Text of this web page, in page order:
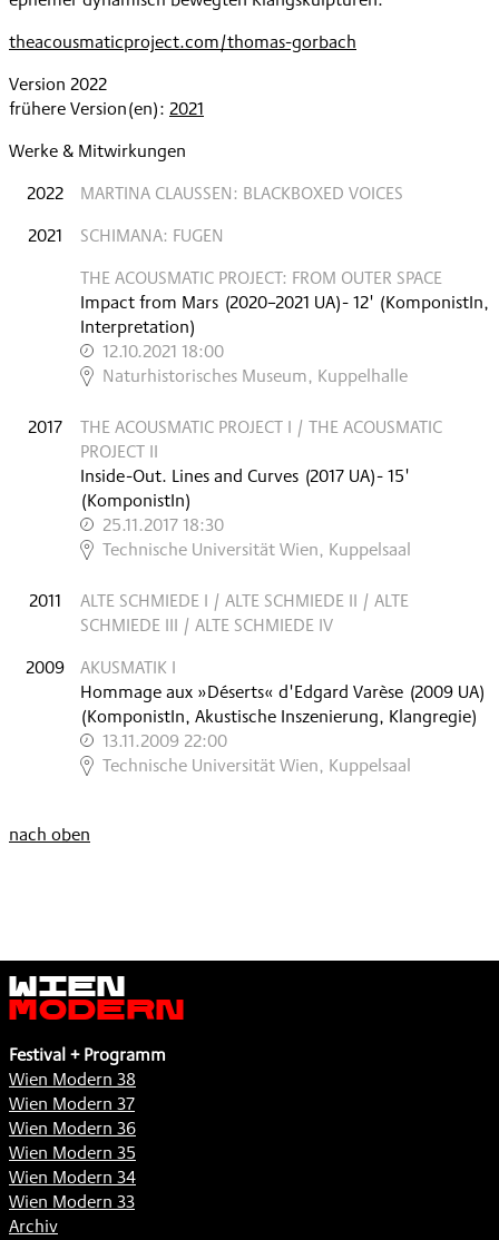
theacousmaticproject.com/thomas-gorbach
Version 2022
frühere Version(en): 2021
Werke & Mitwirkungen
2022
MARTINA CLAUSSEN: BLACKBOXED VOICES
2021
SCHIMANA: FUGEN
THE ACOUSMATIC PROJECT: FROM OUTER SPACE
Impact from Mars (2020–2021 UA)- 12' (KomponistIn,
Interpretation)
12.10.2021 18:00
,
Naturhistorisches Museum, Kuppelhalle
2017
THE ACOUSMATIC PROJECT I / THE ACOUSMATIC
PROJECT II
Inside-Out. Lines and Curves (2017 UA)- 15'
(KomponistIn)
25.11.2017 18:30
,
Technische Universität Wien, Kuppelsaal
2011
ALTE SCHMIEDE I / ALTE SCHMIEDE II / ALTE
SCHMIEDE III / ALTE SCHMIEDE IV
2009
AKUSMATIK I
Hommage aux »Déserts« d'Edgard Varèse (2009 UA)
(KomponistIn, Akustische Inszenierung, Klangregie)
13.11.2009 22:00
,
Technische Universität Wien, Kuppelsaal
nach oben
Wien
Modern
Festival + Programm
Wien Modern 38
Wien Modern 37
Wien Modern 36
Wien Modern 35
Wien Modern 34
Wien Modern 33
Archiv